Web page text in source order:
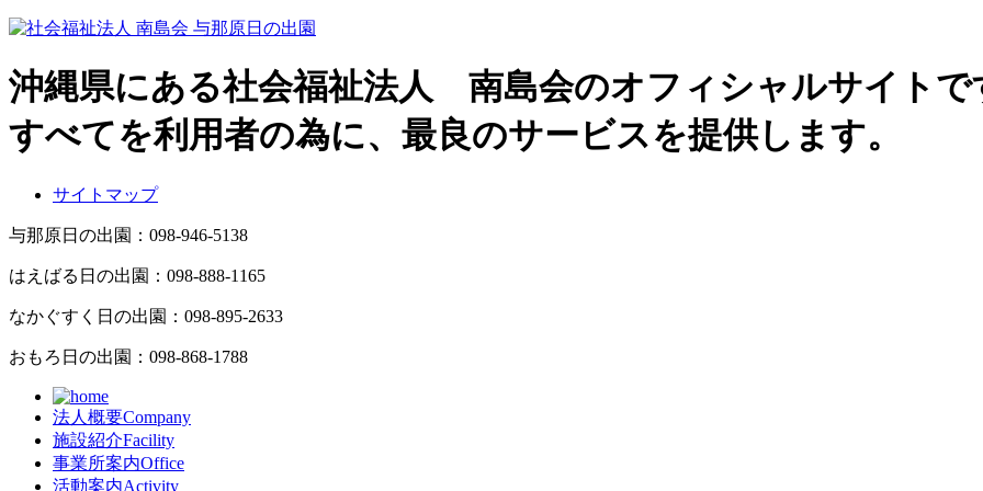
沖縄県にある社会福祉法人 南島会のオフィシャルサイトで
すべてを利用者の為に、最良のサービスを提供します。
サイトマップ
与那原日の出園： 098-946-5138
はえばる日の出園： 098-888-1165
なかぐすく日の出園： 098-895-2633
おもろ日の出園： 098-868-1788
法人概要Company
施設紹介Facility
事業所案内Office
活動案内Activity